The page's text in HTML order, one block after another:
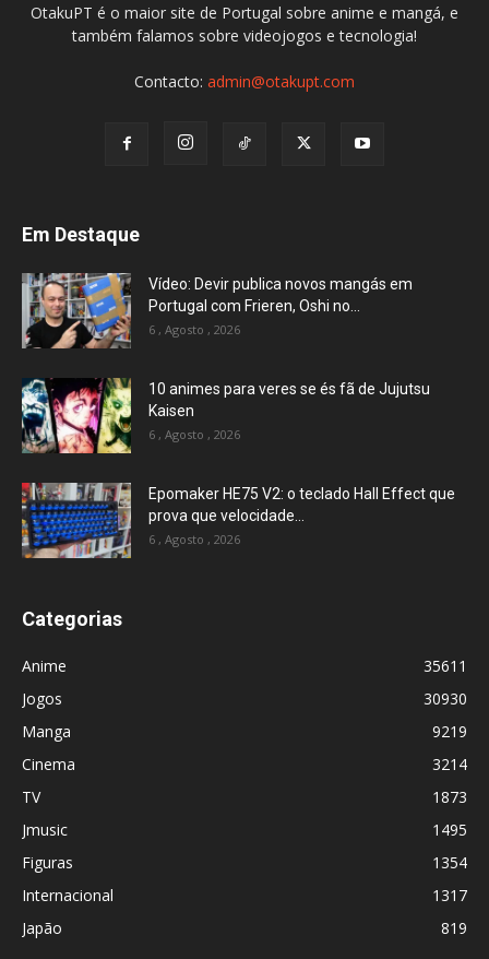
OtakuPT é o maior site de Portugal sobre anime e mangá, e
também falamos sobre videojogos e tecnologia!
Contacto: admin@otakupt.com
Em Destaque
Vídeo: Devir publica novos mangás em
Portugal com Frieren, Oshi no...
6 , Agosto , 2026
10 animes para veres se és fã de Jujutsu
Kaisen
6 , Agosto , 2026
Epomaker HE75 V2: o teclado Hall Effect que
prova que velocidade...
6 , Agosto , 2026
Categorias
Anime
35611
Jogos
30930
Manga
9219
Cinema
3214
TV
1873
Jmusic
1495
Figuras
1354
Internacional
1317
Japão
819